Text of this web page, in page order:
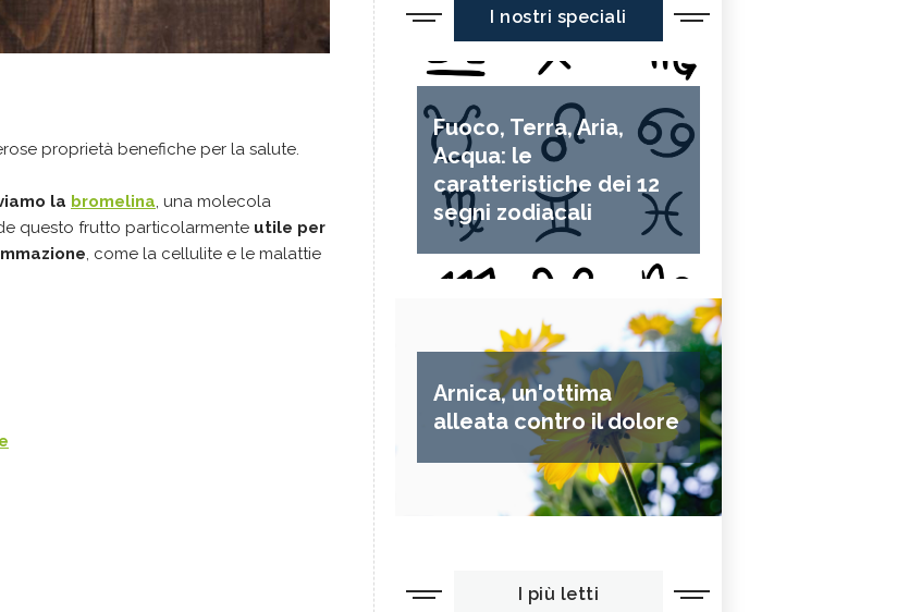
proprietà benefiche per la salute.
la bromelina, una molecola
questo frutto particolarmente utile per
, come la cellulite e le malattie
I nostri speciali
Fuoco, Terra, Aria,
Acqua: le
caratteristiche dei 12
segni zodiacali
Arnica, un'ottima
alleata contro il dolore
I più letti